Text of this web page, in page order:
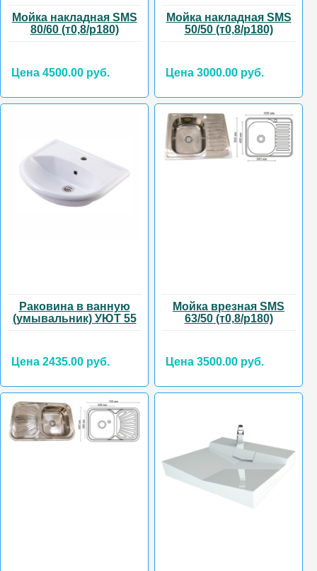
Мойка накладная SMS
80/60 (т0,8/р180)
Цена 4500.00 руб.
Мойка накладная SMS
50/50 (т0,8/р180)
Цена 3000.00 руб.
Раковина в ванную
(умывальник) УЮТ 55
Цена 2435.00 руб.
Мойка врезная SMS
63/50 (т0,8/р180)
Цена 3500.00 руб.